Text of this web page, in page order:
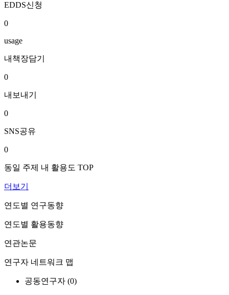
EDDS신청
0
usage
내책장담기
0
내보내기
0
SNS공유
0
동일 주제 내 활용도 TOP
더보기
연도별 연구동향
연도별 활용동향
연관논문
연구자 네트워크 맵
공동연구자 (0)